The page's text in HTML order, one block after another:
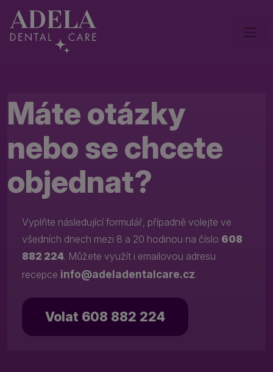
Máte otázky
nebo se chcete
objednat?
Vyplňte následující formulář, případně volejte ve
všedních dnech mezi 8 a 20 hodinou na číslo 608
882 224. Můžete využít i emailovou adresu
recepce info@adeladentalcare.cz.
Volat 608 882 224